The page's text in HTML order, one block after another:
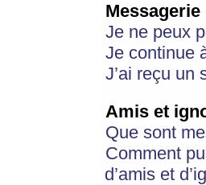
Je ne peux
Je continue
J’ai reçu un
Amis et
Que sont
Comment
d’amis et